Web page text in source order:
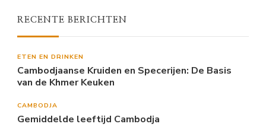
RECENTE BERICHTEN
ETEN EN DRINKEN
Cambodjaanse Kruiden en Specerijen: De Basis
van de Khmer Keuken
CAMBODJA
Gemiddelde leeftijd Cambodja